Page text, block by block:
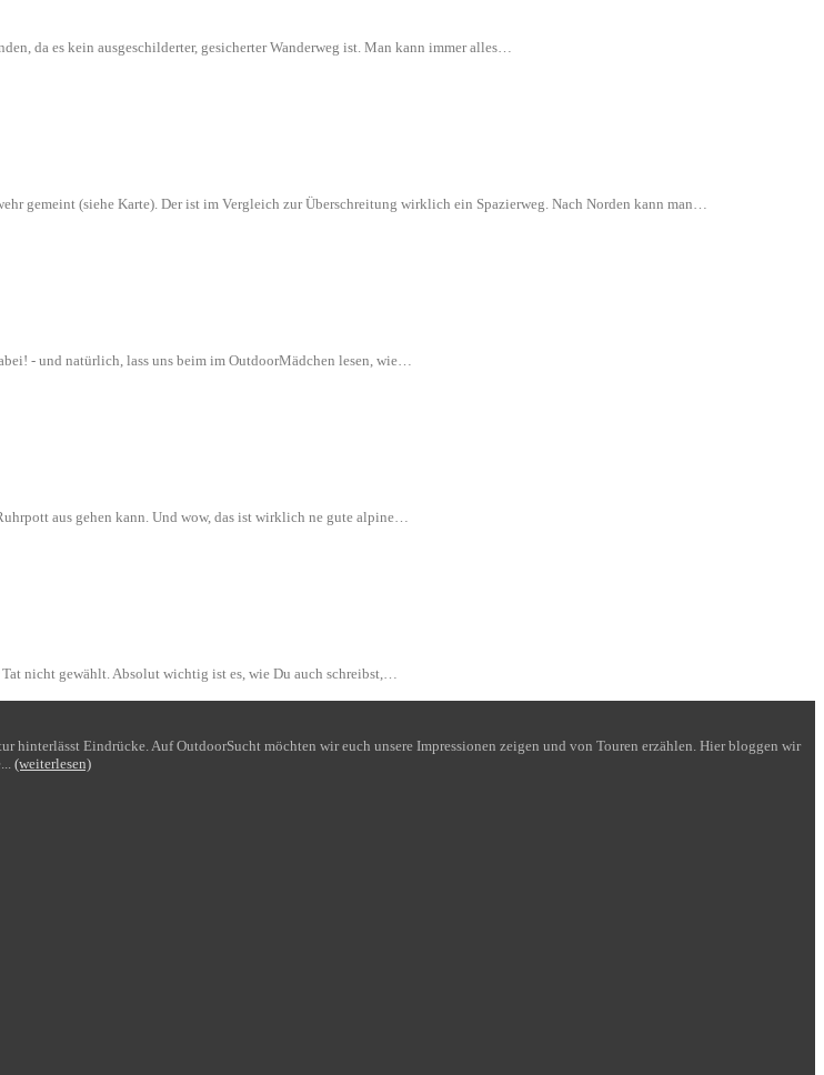
da es kein ausgeschilderter, gesicherter Wanderweg ist. Man kann immer alles…
gemeint (siehe Karte). Der ist im Vergleich zur Überschreitung wirklich ein Spazierweg. Nach Norden kann man…
- und natürlich, lass uns beim im OutdoorMädchen lesen, wie…
aus gehen kann. Und wow, das ist wirklich ne gute alpine…
nicht gewählt. Absolut wichtig ist es, wie Du auch schreibst,…
Eindrücke. Auf OutdoorSucht möchten wir euch unsere Impressionen zeigen und von Touren erzählen. Hier bloggen wir
(weiterlesen)